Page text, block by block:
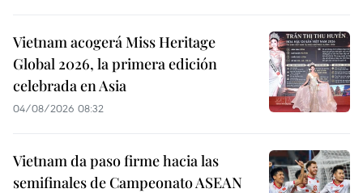
Vietnam acogerá Miss Heritage
Global 2026, la primera edición
celebrada en Asia
04/08/2026 08:32
Vietnam da paso firme hacia las
semifinales de Campeonato ASEAN